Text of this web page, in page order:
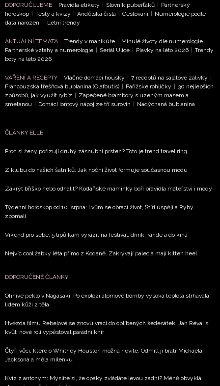
Přihlášením k newsletteru souhlasíte s
potvrzujete, že jste se seznámili seZásadami
ochrany soukromí
vyhodnocení akce a zasílání novinek.
Chcete navíc dostávat i další zajímavé a exkluzivní
soukromí BurdaMedia Extra s.r.o.
DOPORUČUJEME Pravidla etikety Slovník puberťáků
Partnerský
horoskop
Testy a kvízy Andělská čísla Cestování
Numerologie podle
data narození
Letní trendy
AKTUÁLNÍ TÉMATA Trendy v manikúře Minulé životy dle numerologie
Partnerské vztahy a numerologie
Seriál Ulice Plavky na léto 2026
Trendy
boty na léto 2026
VAŘENÍ A RECEPTY Vláčné domácí housky 7 receptů na salátové zálivky
Francouzská třešňová bublanina (Clafoutis)
Pařížské rohlíčky
30 nejlepších
způsobů, jak využít rybíz
Zapečené brambory s uzeným masem a
smetanou
Domácí iontový nápoj ze tří surovin Nadýchaná bublanina
ČLÁNKY ELLE
Proč si ženy pořizují druhý zásnubní prsten? Toto je trend travel ring
Z klubu do našich šatníků: Jak noční život formuje současnou módu
Zakrýt bříško nebo odhalit? Kodaňské maminky boří pravidla mateřství i módy
Týdenní horoskop od 10. srpna: Lvům se obrací život, Štíři uspějí a Ryby
zpomalí
Víkend pro sebe: 5 tipů kam vyrazit na festival, drink, rande a do kina
Nejvíc cool žabky léta přímo z Kodaně. Zakrývají palec a mají kitten heel
DOPORUČENÉ ČLÁNKY
Ohnivé peklo v Nagasaki: Po explozi atomové bomby vysoká teplota strhávala
lidem kůži z těla
Hvězda filmu Rebelové se znovu vrací do oblíbených šedesátek: Jan Révai si
kvůli nové roli vypěstoval parádní knír
Čtyři věci, které o Whitney Houston možná nevíte: Odmítl ji bratr Michaela
Jacksona a měla milenku
Kvíz z antonym: Myslíte si, že opaky zvládáte levou zadní? Méně obvyklá